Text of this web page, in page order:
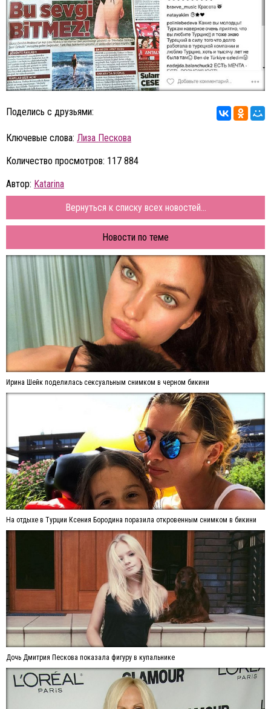
Поделись с друзьями:
Ключевые слова: Лиза Пескова
Количество просмотров: 117 884
Автор: Katarina
Вернуться к списку всех новостей...
Новости по теме
Ирина Шейк поделилась сексуальным снимком в черном бикини
На отдыхе в Турции Ксения Бородина поразила откровенным снимком в бикини
Дочь Дмитрия Пескова показала фигуру в купальнике